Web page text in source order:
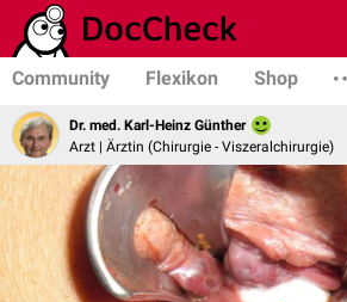
Community Flexikon Shop
Dr. med. Karl-Heinz Günther
Arzt | Ärztin (Chirurgie - Viszeralchirurgie)